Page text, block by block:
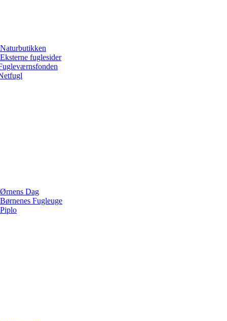
Naturbutikken
Eksterne fuglesider
Ørnens Dag
Børnenes Fugleuge
Piplo